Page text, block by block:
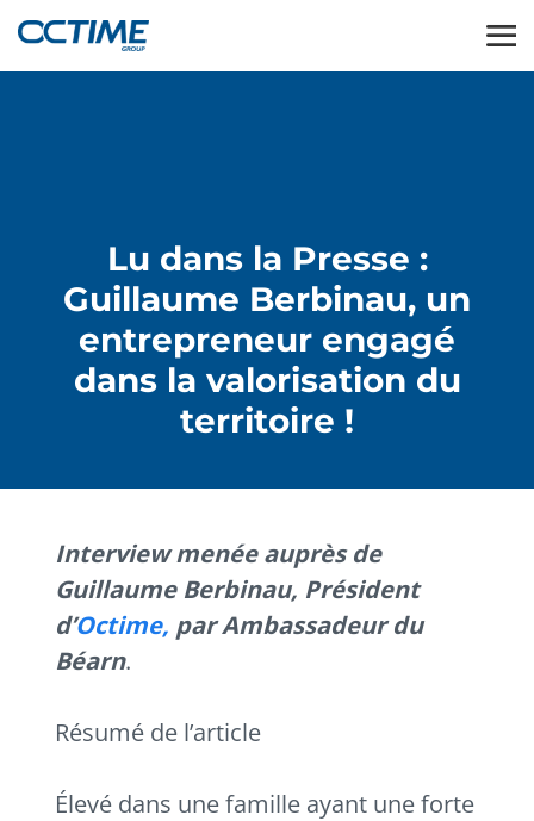
Lu dans la Presse :
Guillaume Berbinau, un
entrepreneur engagé
dans la valorisation du
territoire !
Interview menée auprès de
Guillaume Berbinau, Président
d’Octime, par Ambassadeur du
Béarn.
Résumé de l’article
Élevé dans une famille ayant une forte